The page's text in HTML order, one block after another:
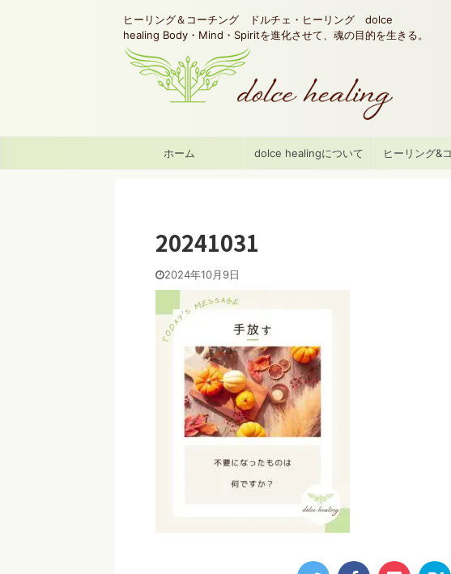
ヒーリング＆コーチング ドルチェ・ヒーリング dolce
healing Body・Mind・Spiritを進化させて、魂の目的を生きる。
ホーム dolce healingについて ヒーリング&
20241031
2024年10月9日